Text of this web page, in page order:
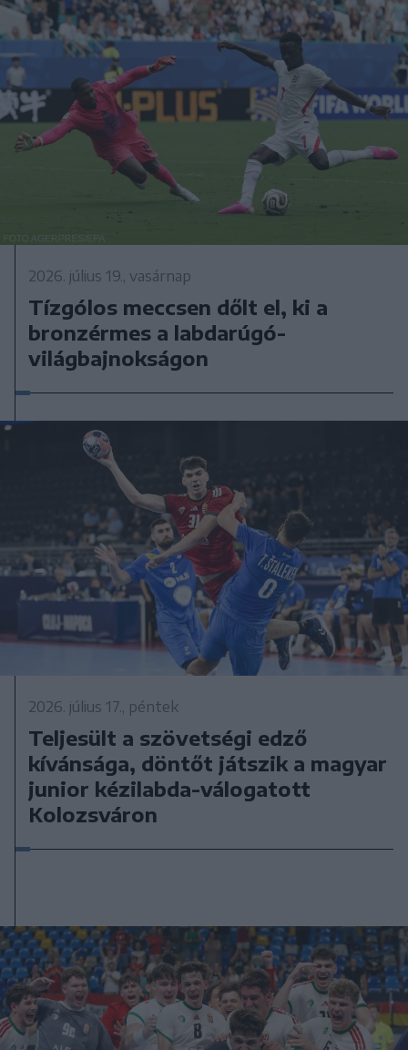
2026. július 19., vasárnap
Tízgólos meccsen dőlt el, ki a
bronzérmes a labdarúgó-
világbajnokságon
2026. július 17., péntek
Teljesült a szövetségi edző
kívánsága, döntőt játszik a magyar
junior kézilabda-válogatott
Kolozsváron